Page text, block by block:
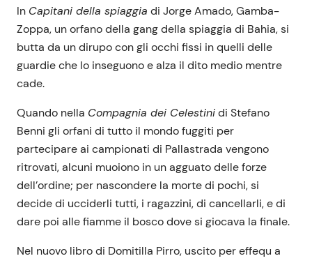
In Capitani della spiaggia di Jorge Amado, Gamba-
Zoppa, un orfano della gang della spiaggia di Bahia, si
butta da un dirupo con gli occhi fissi in quelli delle
guardie che lo inseguono e alza il dito medio mentre
cade.
Quando nella Compagnia dei Celestinidi Stefano
Benni gli orfani di tutto il mondo fuggiti per
partecipare ai campionati di Pallastrada vengono
ritrovati, alcuni muoiono in un agguato delle forze
dell’ordine; per nascondere la morte di pochi, si
decide di ucciderli tutti, i ragazzini, di cancellarli, e di
dare poi alle fiamme il bosco dove si giocava la finale.
Nel nuovo libro di Domitilla Pirro, uscito per effequ a